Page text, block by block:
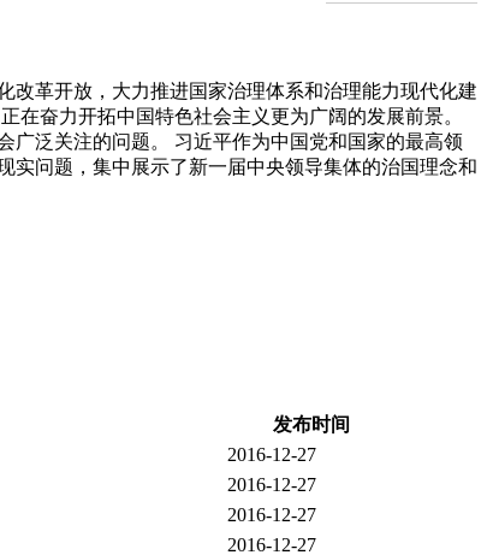
改革开放，大力推进国家治理体系和治理能力现代化建
奋力开拓中国特色社会主义更为广阔的发展前景。
广泛关注的问题。 习近平作为中国党和国家的最高领
实问题，集中展示了新一届中央领导集体的治国理念和
发布时间
2016-12-27
2016-12-27
2016-12-27
2016-12-27